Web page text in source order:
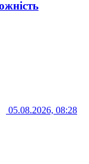
05.08.2026, 08:28